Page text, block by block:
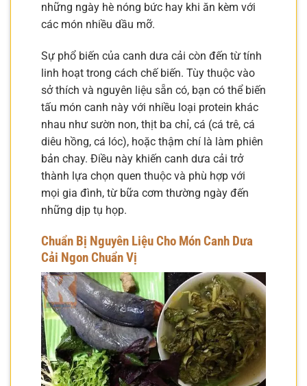
những ngày hè nóng bức hay khi ăn kèm với
các món nhiều dầu mỡ.
Sự phổ biến của canh dưa cải còn đến từ tính
linh hoạt trong cách chế biến. Tùy thuộc vào
sở thích và nguyên liệu sẵn có, bạn có thể biến
tấu món canh này với nhiều loại protein khác
nhau như sườn non, thịt ba chỉ, cá (cá trê, cá
diêu hồng, cá lóc), hoặc thậm chí là làm phiên
bản chay. Điều này khiến canh dưa cải trở
thành lựa chọn quen thuộc và phù hợp với
mọi gia đình, từ bữa cơm thường ngày đến
những dịp tụ họp.
Chuẩn Bị Nguyên Liệu Cho Món Canh Dưa
Cải Ngon Chuẩn Vị